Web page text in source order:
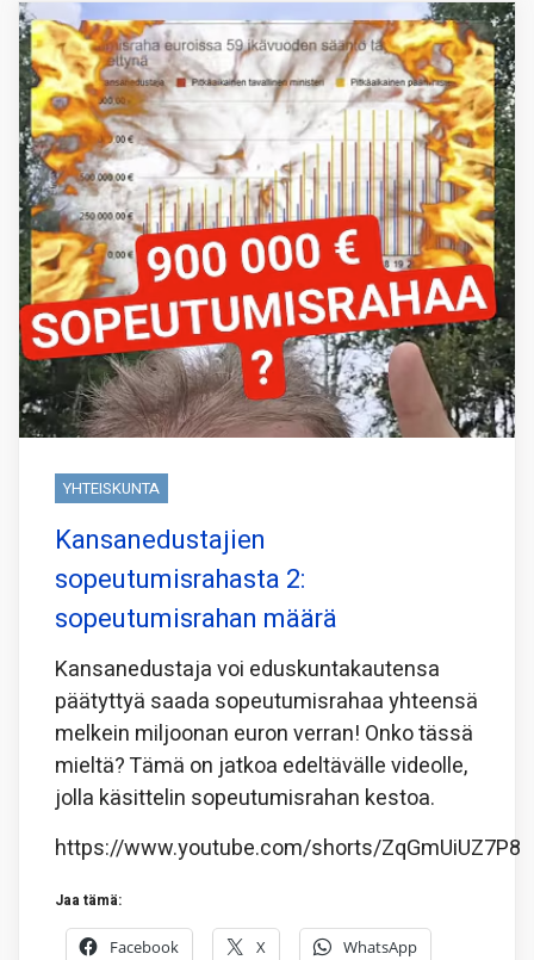
YHTEISKUNTA
Kansanedustajien
sopeutumisrahasta 2:
sopeutumisrahan määrä
Kansanedustaja voi eduskuntakautensa
päätyttyä saada sopeutumisrahaa yhteensä
melkein miljoonan euron verran! Onko tässä
mieltä? Tämä on jatkoa edeltävälle videolle,
jolla käsittelin sopeutumisrahan kestoa.
https://www.youtube.com/shorts/ZqGmUiUZ7P8
Jaa tämä:
Facebook X WhatsApp